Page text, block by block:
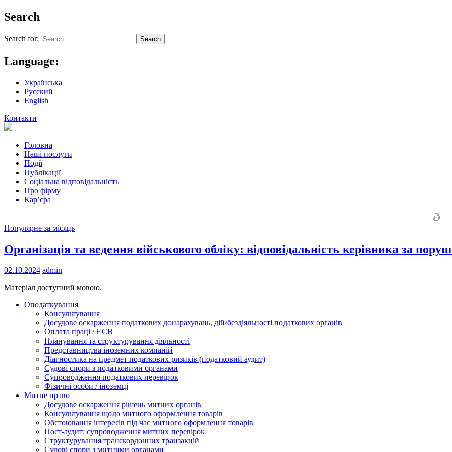
Search
Search for:
Language:
Українська
Русский
English
Контакти
Головна
Наші послуги
Події
Публікації
Соціальна відповідальність
Про фiрму
Кар’єра
Популярне за місяць
Організація та ведення військового обліку: відповідальність керівника за
02.10.2024 admin
Матеріал доступний мовою.
Оподаткування
Консультування
Досудове оскарження податкових донарахувань, дій/бездіяльності податкових органів
Оплата праці / ЄСВ
Планування та структурування діяльності
Представництва іноземних компаній
Діагностика на предмет податкових ризиків (податковий аудит)
Судові спори з податковими органами
Супроводження податкових перевірок
Фізичні особи / іноземці
Митне право
Досудове оскарження рішень митних органів
Консультування щодо митного оформлення товарів
Обстоювання інтересів під час митного оформлення товарів
Пост-аудит: супроводження митних перевірок
Структурування транскордонних транзакцій
Судові спори з митними органами